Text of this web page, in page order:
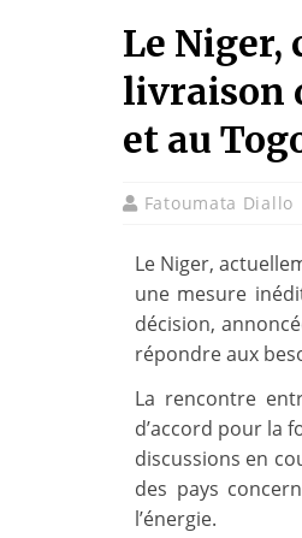
Le Niger,
livraison
et au
Fatoumata Diallo
Le Niger,
une mesure
décision,
répondre aux
La rencontre
d’accord pour la
discussions en
des pays
l’énergie.